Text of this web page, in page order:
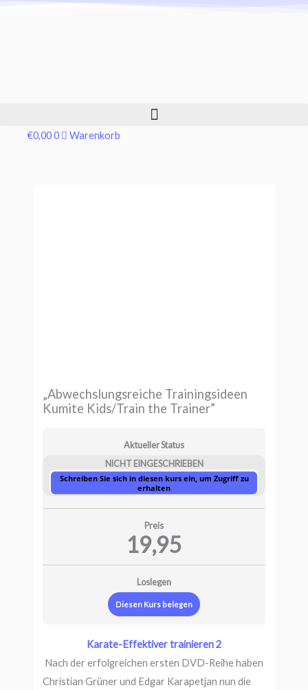
€0,000 Warenkorb
„Abwechslungsreiche Trainingsideen
Kumite Kids/Train the Trainer”
Aktueller Status
NICHT EINGESCHRIEBEN
Schreiben Sie sich in diesen kurs ein, um Zugriff zu
erhalten
Preis
19,95
Loslegen
Diesen Kurs belegen
Karate-Effektiver trainieren 2
Nach der erfolgreichen ersten DVD-Reihe haben
Christian Grüner und Edgar Karapetjan nun die